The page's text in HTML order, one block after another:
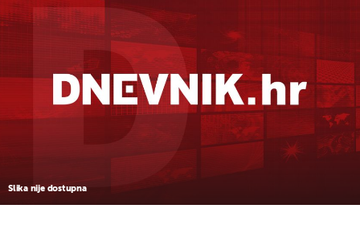
Slika nije dostupna